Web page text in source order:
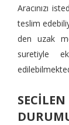
Aracınızı
teslim
den uzak
suretiyle